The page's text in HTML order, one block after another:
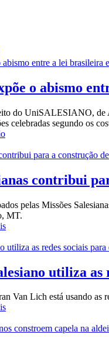
o abismo
do UniSALESIANO, de
celebradas segundo os
contribui
pelas Missões
MT.
utiliza as
Van Lich está usando as